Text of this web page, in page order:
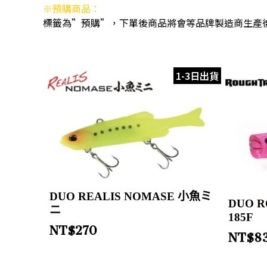
※預購商品：
標籤為”預購”，下單後商品將會等品牌製造商生產
1-3日出貨
DUO REALIS NOMASE 小魚ミ
ニ
NT$270
DUO
185F
NT$